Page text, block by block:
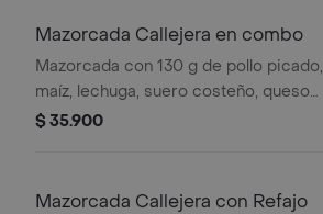
PET
Mazorcada Callejera en combo
Mazorcada con 130 g de pollo picado,
maíz, lechuga, suero costeño, queso
costeño, salsa BBQ, salsa Corral,
$ 35.900
Mazorcada Callejera con Refajo